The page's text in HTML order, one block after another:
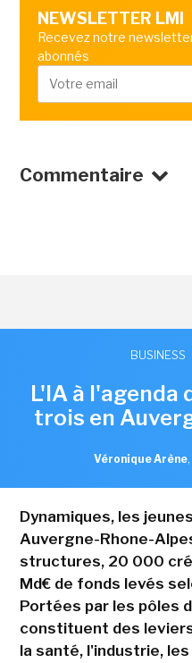
NEWSLETTER LMI
Recevez notre
abonnés
Commentaire
BUSINESS
L'IA à l'agenda
trois en
Véronique Arène,
Dynamiques, les
Auvergne-Rhone-
structures, 20 000
Md€ de fonds levés
Portées par les pôles
constituent des
la santé, l'industrie,